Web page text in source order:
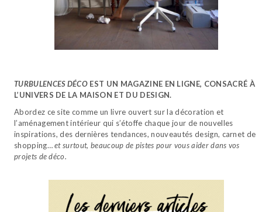
TURBULENCES DÉCO EST UN MAGAZINE EN LIGNE, CONSACRÉ À
L’UNIVERS DE LA MAISON ET DU DESIGN.
Abordez ce site comme un livre ouvert sur la décoration et
l’aménagement intérieur qui s’étoffe chaque jour de nouvelles
inspirations, des dernières tendances, nouveautés design, carnet de
shopping…et surtout, beaucoup de pistes pour vous aider dans vos
projets de déco.